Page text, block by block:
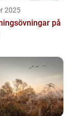
2025
på